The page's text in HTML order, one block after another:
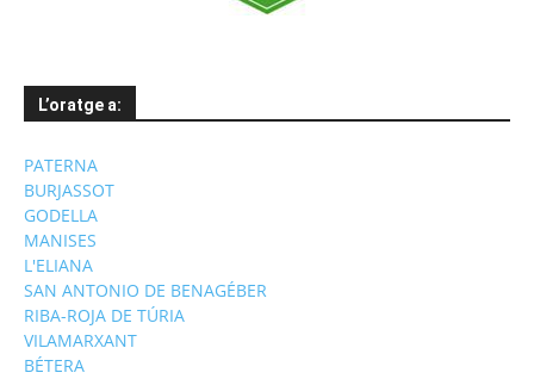
L’oratge a:
PATERNA
BURJASSOT
GODELLA
MANISES
L'ELIANA
SAN ANTONIO DE BENAGÉBER
RIBA-ROJA DE TÚRIA
VILAMARXANT
BÉTERA